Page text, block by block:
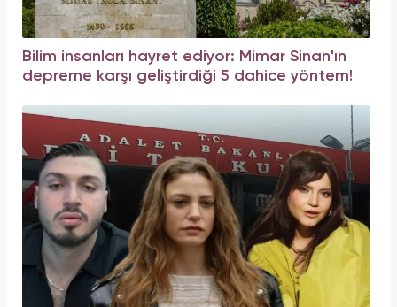
Bilim insanları hayret ediyor: Mimar Sinan'ın
depreme karşı geliştirdiği 5 dahice yöntem!